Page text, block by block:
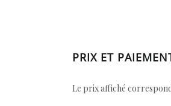
PRIX ET
Le prix affiché